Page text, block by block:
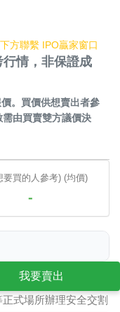
方聯繫 IPO贏家窗口
行情，非保證成
。買價供想賣出者參
由買賣雙方議價決
要買的人參考) (均價)
-
我要賣出
式場所辦理安全交割